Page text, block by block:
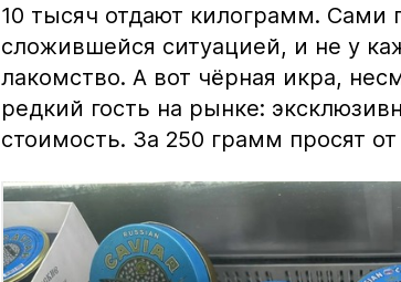
10 тысяч отдают килограмм. Сами
сложившейся ситуацией, и не у
лакомство. А вот чёрная икра,
редкий гость на рынке:
стоимость. За 250 грамм просят